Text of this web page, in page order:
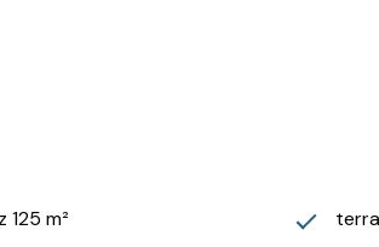
125 m²